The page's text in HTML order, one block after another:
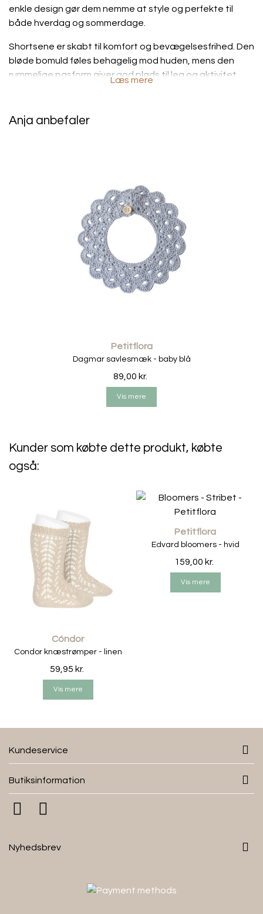
enkle design gør dem nemme at style og perfekte til
både hverdag og sommerdage.
Shortsene er skabt til komfort og bevægelsesfrihed. Den
bløde bomuld føles behagelig mod huden, mens den
rummelige pasform giver god plads til leg og aktivitet.
poseeffekt.
På varme dage er de behagelige alene, mens de også
kan bruges med strømpebukser, når vejret bliver køligere.
• 100% OEKO-TEX® bomuld
• Blød og behagelig kvalitet
• Bred elastisk talje
• Alderssvarende størrelser
• Vask med lignende farver
• Lufttørring anbefales
Læs mere
Anja anbefaler
Petitflora
Dagmar savlesmæk - baby blå
89,00 kr.
Vis mere
Kunder som købte dette produkt, købte
også:
Cóndor
Condor knæstrømper - linen
59,95 kr.
Vis mere
Petitflora
Edvard bloomers - hvid
159,00 kr.
Vis mere
Kundeservice
Butiksinformation
Nyhedsbrev